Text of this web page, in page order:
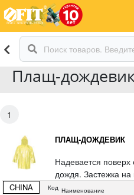
Плащ-
1
ПЛАЩ-ДОЖДЕВИК
Надевается
дождя. Застежка
Код
CHINA Наименование